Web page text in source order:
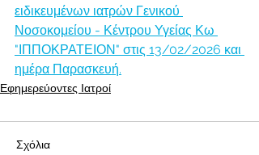
ειδικευμένων ιατρών Γενικού
Νοσοκομείου - Κέντρου Υγείας Κω
"ΙΠΠΟΚΡΑΤΕΙΟΝ" στις 13/02/2026 και
ημέρα Παρασκευή.
Εφημερεύοντες Ιατροί
Σχόλια